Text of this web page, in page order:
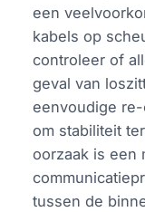
een
kabels op
controleer of
geval van
eenvoudige
om stabiliteit
oorzaak is een
tussen de